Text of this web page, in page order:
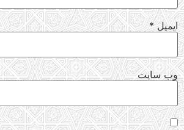
ایمیل*
وب‌ سایت